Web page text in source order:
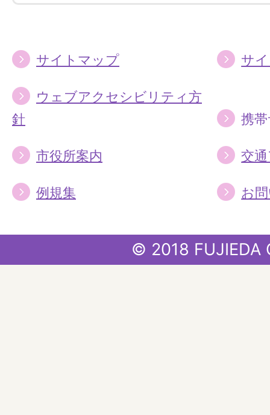
サイトマップ サ
ウェブアクセシビリティ方
針
携
市役所案内 交
例規集 お
© 2018 FUJIEDA